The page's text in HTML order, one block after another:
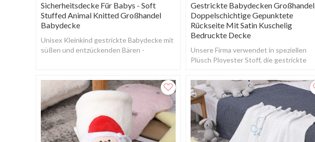
Sicherheitsdecke Für Babys - Soft
Stuffed Animal Knitted Großhandel
Babydecke
Unisex Kleinkind gestrickte Babydecke mit
süßen und entzückenden Bären -
Gestrickte Babydecken Großhandel
Doppelschichtige Gepunktete
Rückseite Mit Satin Kuschelig
Bedruckte Decke
Unsere Firma verwendet in speziellen
Plüsch Ployester Stoff, die gestrickte
und bequem.